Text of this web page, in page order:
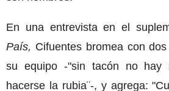
En una entrevista en el
País, Cifuentes bromea con
su equipo -"sin tacón no hay
hacerse la rubia¨-, y agrega: